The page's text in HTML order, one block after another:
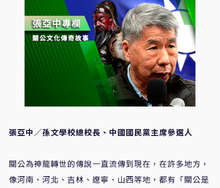
張亞中／孫文學校總校長、中國國民黨主席參選人
關公為神龍轉世的傳說一直流傳到現在，在許多地方，
像河南、河北、吉林、遼寧、山西等地，都有「關公是